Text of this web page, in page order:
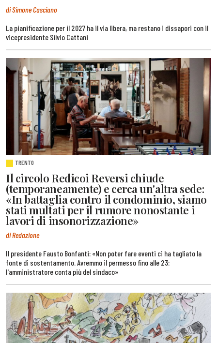
di Simone Casciano
La pianificazione per il 2027 ha il via libera, ma restano i dissapori con il
vicepresidente Silvio Cattani
TRENTO
Il circolo Redicoi Reversi chiude
(temporaneamente) e cerca un'altra sede:
«In battaglia contro il condominio, siamo
stati multati per il rumore nonostante i
lavori di insonorizzazione»
di Redazione
Il presidente Fausto Bonfanti: «Non poter fare eventi ci ha tagliato la
fonte di sostentamento. Avremmo il permesso fino alle 23:
l'amministratore conta più del sindaco»